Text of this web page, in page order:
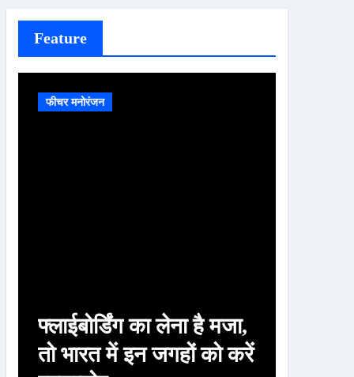
Feature
फीचर मनोरंजन
फ्लाईबोर्डिंग का लेना है मजा,
तो भारत में इन जगहों को करें